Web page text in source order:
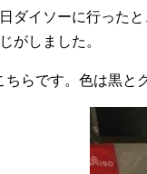
ダイソーに行った
がしました。
ちらです。色は黒と